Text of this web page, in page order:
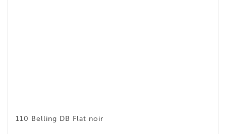
110 Belling DB Flat noir